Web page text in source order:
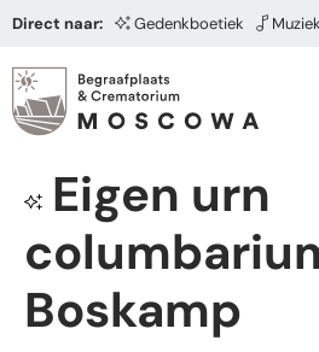
Direct naar: Gedenkboetiek
Eigen urn
Boskamp